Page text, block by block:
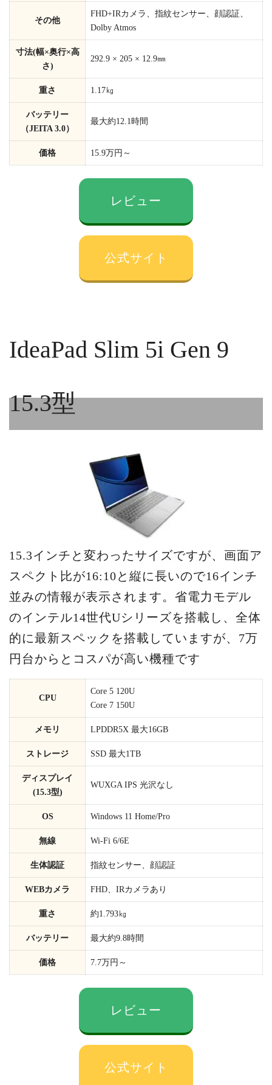
その他
FHD+IRカメラ、指紋センサー、顔認証、
Dolby Atmos
寸法(幅×奥行×高
さ)
292.9 × 205 × 12.9㎜
重さ 1.17㎏
バッテリー
（JEITA 3.0）
最大約12.1時間
価格 15.9万円～
レビュー
公式サイト
IdeaPad Slim 5i Gen 9
15.3型
15.3インチと変わったサイズですが、画面ア
スペクト比が16:10と縦に長いので16インチ
並みの情報が表示されます。省電力モデル
のインテル14世代Uシリーズを搭載し、全体
的に最新スペックを搭載していますが、7万
円台からとコスパが高い機種です
CPU
Core 5 120U
Core 7 150U
メモリ LPDDR5X 最大16GB
ストレージ SSD 最大1TB
ディスプレイ
(15.3型)
WUXGA IPS 光沢なし
OS Windows 11 Home/Pro
無線 Wi-Fi 6/6E
生体認証 指紋センサー、顔認証
WEBカメラ FHD、IRカメラあり
重さ 約1.793㎏
バッテリー 最大約9.8時間
価格 7.7万円～
レビュー
公式サイト